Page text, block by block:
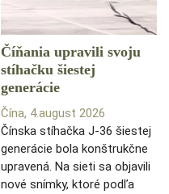
Číňania upravili svoju
stíhačku šiestej
generácie
Čína, 4.august 2026
Čínska stíhačka J-36 šiestej
generácie bola konštrukčne
upravená. Na sieti sa objavili
nové snímky, ktoré podľa